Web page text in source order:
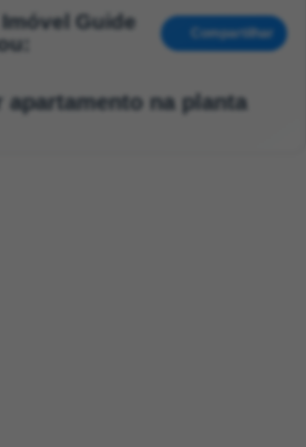
Guide
Compartilhar
apartamento na planta